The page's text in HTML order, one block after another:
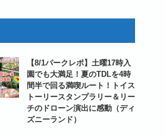
【8/1パークレポ】土曜17時入
園でも大満足！夏のTDLを4時
間半で回る満喫ルート！トイス
トーリースタンプラリー＆リー
チのドローン演出に感動（ディ
ズニーランド）